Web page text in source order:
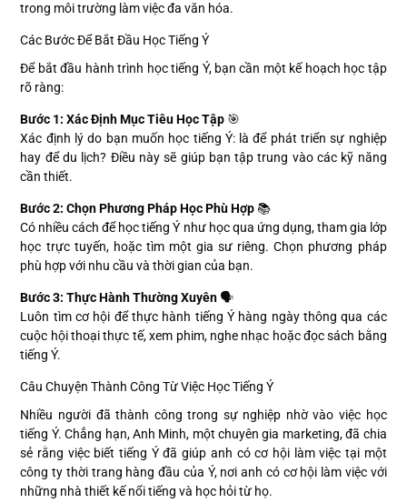
trong môi trường làm việc đa văn hóa.
Các Bước Để Bắt Đầu Học Tiếng Ý
Để bắt đầu hành trình học tiếng Ý, bạn cần một kế hoạch học tập
rõ ràng:
Bước 1: Xác Định Mục Tiêu Học Tập 🎯
Xác định lý do bạn muốn học tiếng Ý: là để phát triển sự nghiệp
hay để du lịch? Điều này sẽ giúp bạn tập trung vào các kỹ năng
cần thiết.
Bước 2: Chọn Phương Pháp Học Phù Hợp 📚
Có nhiều cách để học tiếng Ý như học qua ứng dụng, tham gia lớp
học trực tuyến, hoặc tìm một gia sư riêng. Chọn phương pháp
phù hợp với nhu cầu và thời gian của bạn.
Bước 3: Thực Hành Thường Xuyên 🗣️
Luôn tìm cơ hội để thực hành tiếng Ý hàng ngày thông qua các
cuộc hội thoại thực tế, xem phim, nghe nhạc hoặc đọc sách bằng
tiếng Ý.
Câu Chuyện Thành Công Từ Việc Học Tiếng Ý
Nhiều người đã thành công trong sự nghiệp nhờ vào việc học
tiếng Ý. Chẳng hạn, Anh Minh, một chuyên gia marketing, đã chia
sẻ rằng việc biết tiếng Ý đã giúp anh có cơ hội làm việc tại một
công ty thời trang hàng đầu của Ý, nơi anh có cơ hội làm việc với
những nhà thiết kế nổi tiếng và học hỏi từ họ.